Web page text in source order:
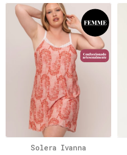
Solera Ivanna